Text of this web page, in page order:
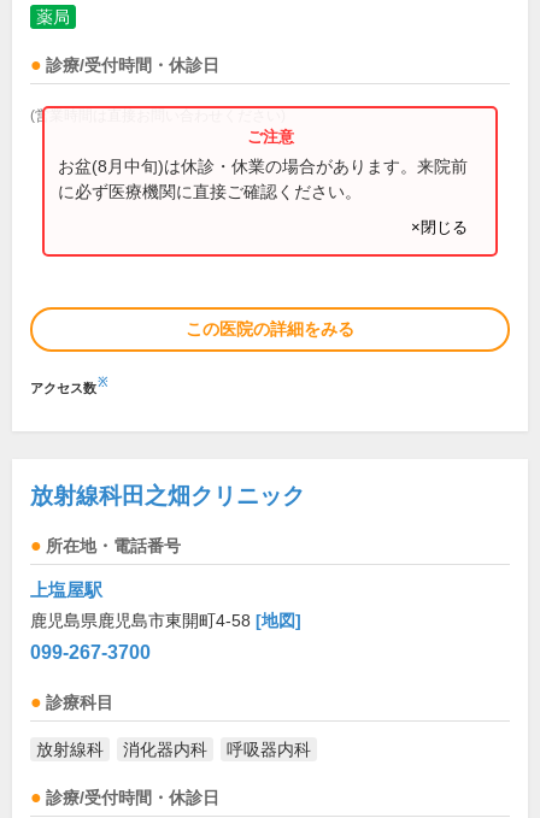
薬局
診療/受付時間・休診日
(営業時間は直接お問い合わせください)
お盆(8月中旬)は休診・休業の場合があります。来院前
に必ず医療機関に直接ご確認ください。
×閉じる
この医院の詳細をみる
アクセス数※
放射線科田之畑クリニック
所在地・電話番号
上塩屋駅
鹿児島県鹿児島市東開町4-58 [地図]
099-267-3700
診療科目
放射線科 消化器内科 呼吸器内科
診療/受付時間・休診日